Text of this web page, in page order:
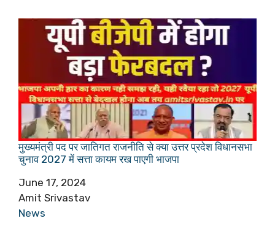
मुख्यमंत्री पद पर जातिगत राजनीति से क्या उत्तर प्रदेश विधानसभा
चुनाव 2027 में सत्ता कायम रख पाएगी भाजपा
Date
June 17, 2024
Author
Amit Srivastav
In relation to
News